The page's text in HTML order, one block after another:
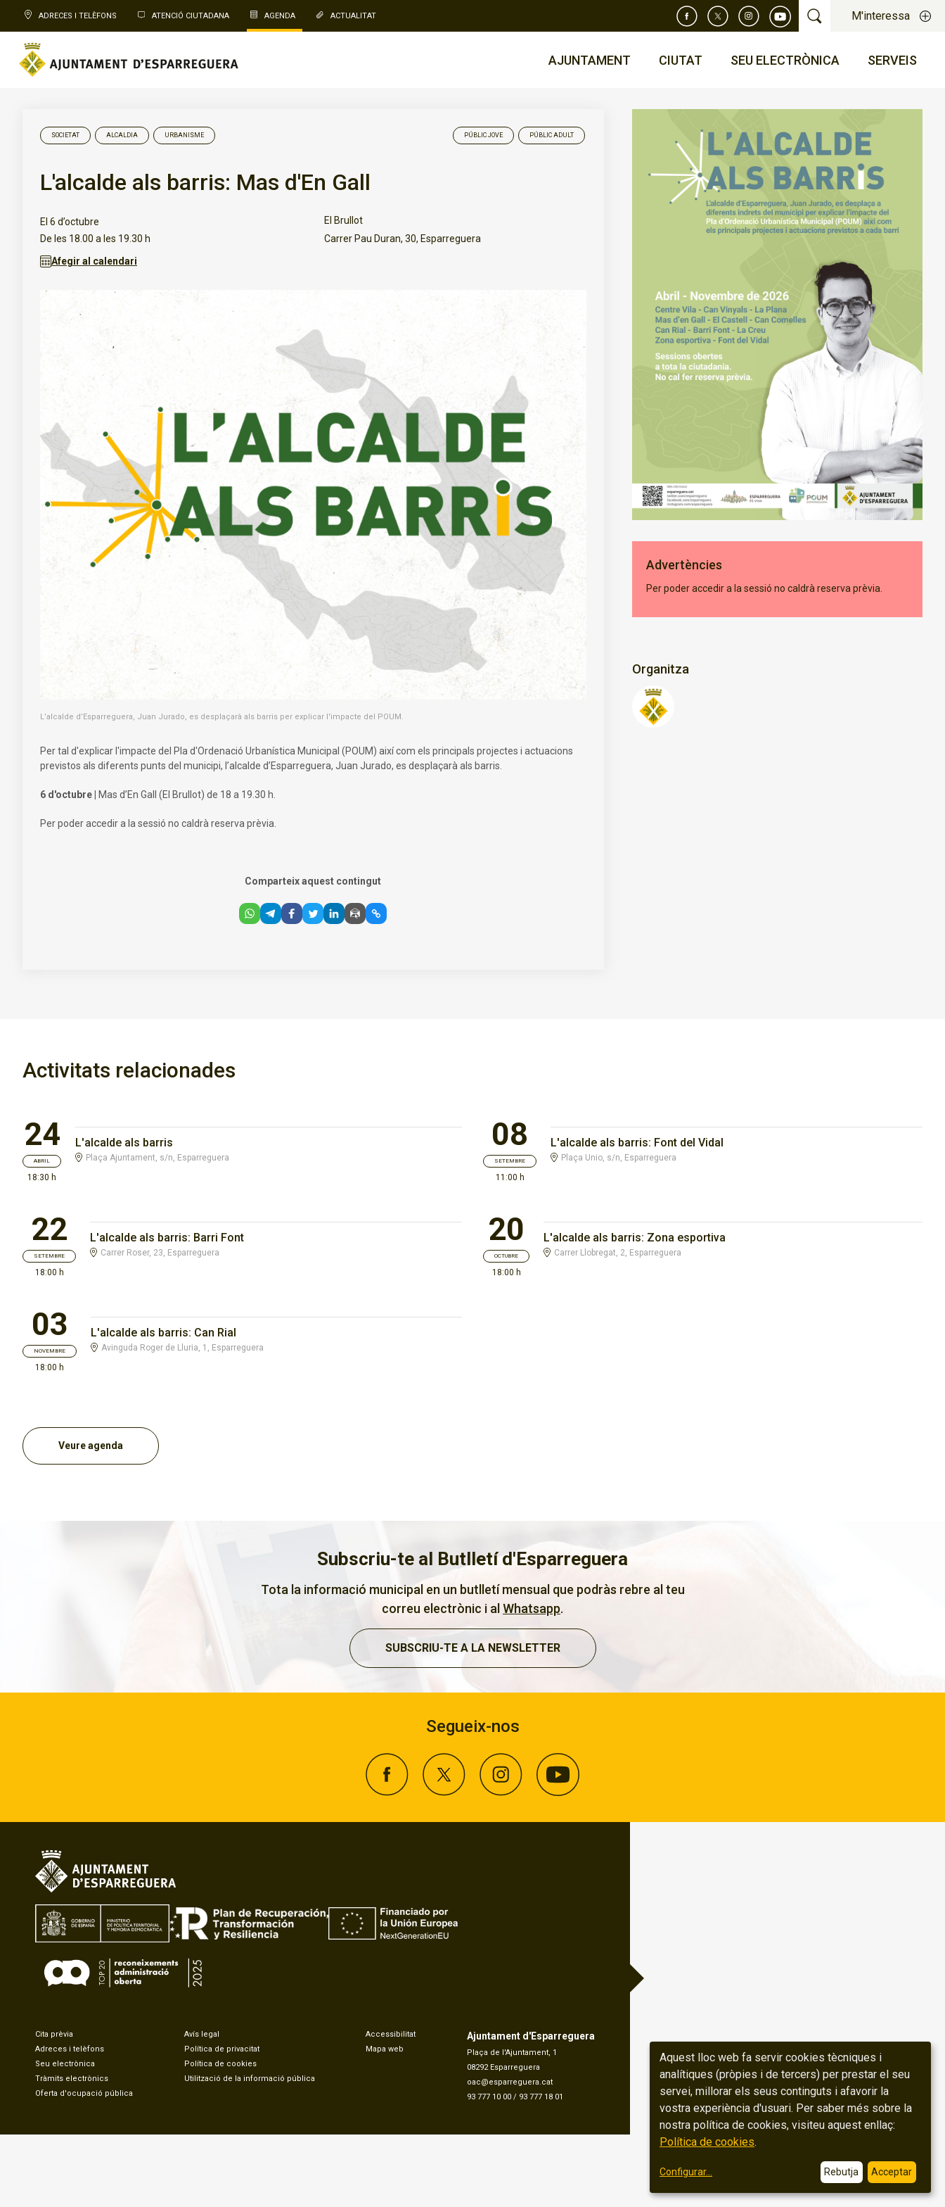
ADRECES I TELÈFONS ATENCIÓ CIUTADANA AGENDA ACTUALITAT M'interessa
AJUNTAMENT CIUTAT SEU ELECTRÒNICA SERVEIS
SOCIETAT ALCALDIA URBANISME PÚBLIC JOVE PÚBLIC ADULT
L'alcalde als barris: Mas d'En Gall
El 6 d’octubre
De les 18.00 a les 19.30 h
Afegir al calendari
El Brullot
Carrer Pau Duran, 30, Esparreguera
L’alcalde d’Esparreguera, Juan Jurado, es desplaçarà als barris per explicar l'impacte del POUM.
Per tal d'explicar l'impacte del Pla d'Ordenació Urbanística Municipal (POUM) així com els principals projectes i actuacions
previstos als diferents punts del municipi, l’alcalde d’Esparreguera, Juan Jurado, es desplaçarà als barris.
6 d'octubre | Mas d’En Gall (El Brullot) de 18 a 19.30 h.
Per poder accedir a la sessió no caldrà reserva prèvia.
Comparteix aquest contingut
Advertències
Per poder accedir a la sessió no caldrà reserva prèvia.
Organitza
Activitats relacionades
24
ABRIL
18:30 h
L'alcalde als barris
Plaça Ajuntament, s/n, Esparreguera
08
SETEMBRE
11:00 h
L'alcalde als barris: Font del Vidal
Plaça Unio, s/n, Esparreguera
22
SETEMBRE
18:00 h
L'alcalde als barris: Barri Font
Carrer Roser, 23, Esparreguera
20
OCTUBRE
18:00 h
L'alcalde als barris: Zona esportiva
Carrer Llobregat, 2, Esparreguera
03
NOVEMBRE
18:00 h
L'alcalde als barris: Can Rial
Avinguda Roger de Lluria, 1, Esparreguera
Veure agenda
Subscriu-te al Butlletí d'Esparreguera
Tota la informació municipal en un butlletí mensual que podràs rebre al teu
correu electrònic i al Whatsapp.
SUBSCRIU-TE A LA NEWSLETTER
Segueix-nos
Cita prèvia
Adreces i telèfons
Seu electrònica
Tràmits electrònics
Oferta d'ocupació pública
Avís legal
Política de privacitat
Política de cookies
Utilització de la informació pública
Accessibilitat
Mapa web
Ajuntament d'Esparreguera
Plaça de l'Ajuntament, 1
08292 Esparreguera
oac@esparreguera.cat
93 777 10 00/ 93 777 18 01
Aquest lloc web fa servir cookies tècniques i
analítiques (pròpies i de tercers) per prestar el seu
servei, millorar els seus continguts i afavorir la
vostra experiència d'usuari. Per saber més sobre la
nostra política de cookies, visiteu aquest enllaç:
Política de cookies.
Configurar... Rebutja Acceptar